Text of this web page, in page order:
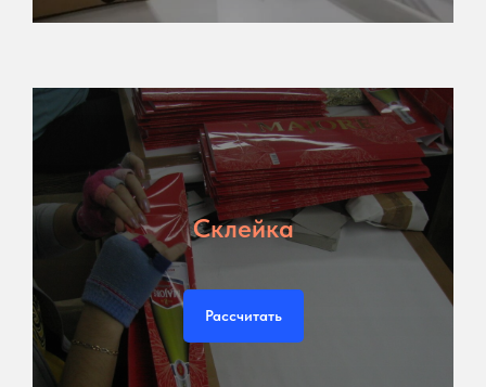
Склейка
Рассчитать